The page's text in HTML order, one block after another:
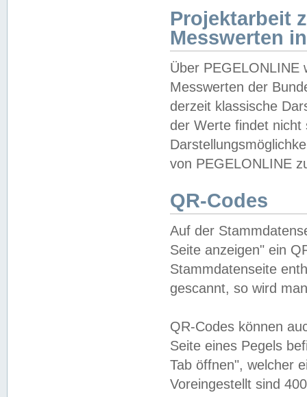
Projektarbeit
Messwerten
Über PEGELONLINE
Messwerten der
derzeit klassische
der Werte findet
von PEGELONLINE
QR-Codes
Auf der
Seite anzeigen" ein
Stammdatenseite
gescannt, so wird
QR-Codes können
Seite eines Pegels
Tab öffnen", welcher
Voreingestellt sind